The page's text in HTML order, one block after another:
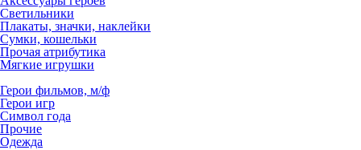
Светильники
Плакаты, значки, наклейки
Сумки, кошельки
Прочая атрибутика
Мягкие игрушки
Герои фильмов, м/ф
Герои игр
Символ года
Прочие
Одежда